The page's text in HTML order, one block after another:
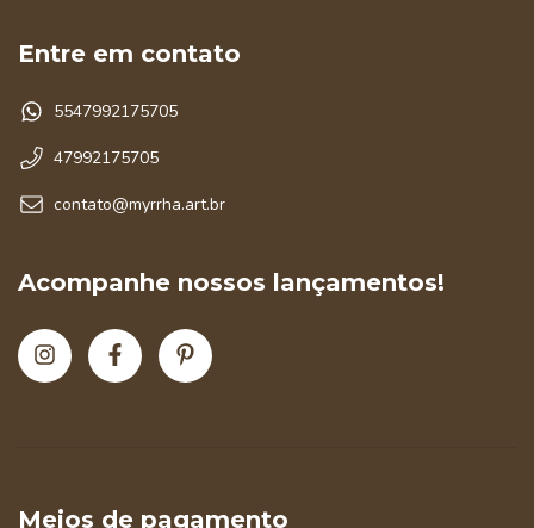
Entre em contato
5547992175705
47992175705
contato@myrrha.art.br
Acompanhe nossos lançamentos!
Meios de pagamento